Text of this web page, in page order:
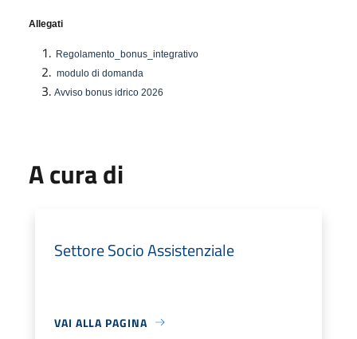
Allegati
Regolamento_bonus_integrativo
modulo di domanda
Avviso bonus idrico 2026
A cura di
Settore Socio Assistenziale
VAI ALLA PAGINA